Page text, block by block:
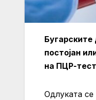
Бугарските
постојан
на ПЦР-
Одлуката